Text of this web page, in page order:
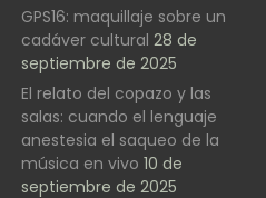
GPS16: maquillaje sobre un
cadáver cultural 28 de
septiembre de 2025
El relato del copazo y las
salas: cuando el lenguaje
anestesia el saqueo de la
música en vivo 10 de
septiembre de 2025